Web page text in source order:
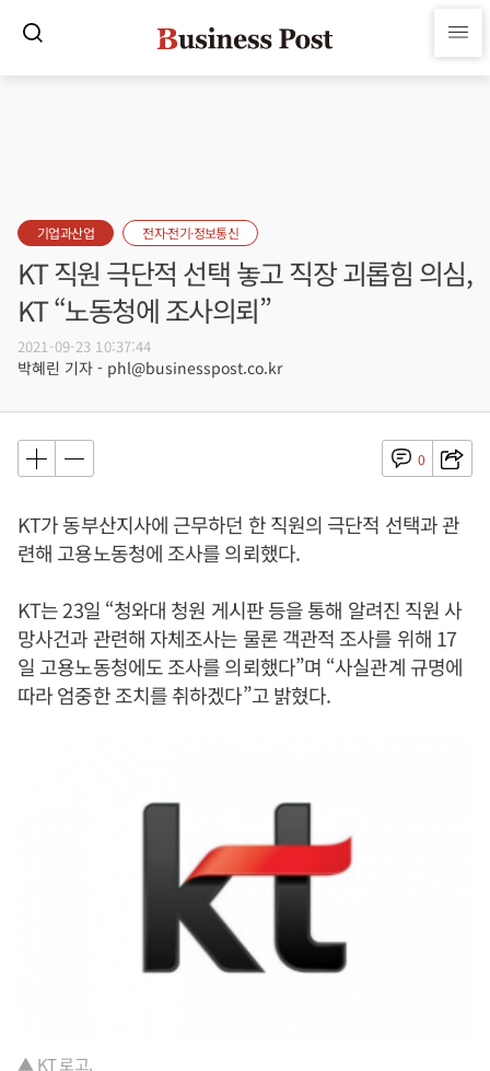
기업과산업 전자·전기·정보통신
KT 직원 극단적 선택 놓고 직장 괴롭힘 의심,
KT “노동청에 조사의뢰”
2021-09-23 10:37:44
박혜린 기자 - phl@businesspost.co.kr
0
KT가 동부산지사에 근무하던 한 직원의 극단적 선택과 관
련해 고용노동청에 조사를 의뢰했다.
KT는 23일 “청와대 청원 게시판 등을 통해 알려진 직원 사
망사건과 관련해 자체조사는 물론 객관적 조사를 위해 17
일 고용노동청에도 조사를 의뢰했다”며 “사실관계 규명에
따라 엄중한 조치를 취하겠다”고 밝혔다.
▲ KT 로고.